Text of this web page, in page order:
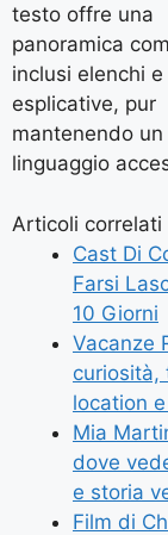
testo offre una
panoramica
inclusi elenchi
esplicative, pur
mantenendo un
linguaggio
Articoli correlati
Cast Di
Farsi
10 Giorni
Vacanze
curiosità,
location
Mia
dove
e storia
Film di